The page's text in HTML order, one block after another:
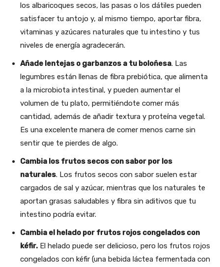
los albaricoques secos, las pasas o los dátiles pueden
satisfacer tu antojo y, al mismo tiempo, aportar fibra,
vitaminas y azúcares naturales que tu intestino y tus
niveles de energía agradecerán.
Añade lentejas o garbanzos a tu boloñesa. Las
legumbres están llenas de fibra prebiótica, que alimenta
a la microbiota intestinal, y pueden aumentar el
volumen de tu plato, permitiéndote comer más
cantidad, además de añadir textura y proteína vegetal.
Es una excelente manera de comer menos carne sin
sentir que te pierdes de algo.
Cambia los frutos secos con sabor por los
naturales. Los frutos secos con sabor suelen estar
cargados de sal y azúcar, mientras que los naturales te
aportan grasas saludables y fibra sin aditivos que tu
intestino podría evitar.
Cambia el helado por frutos rojos congelados con
kéfir. El helado puede ser delicioso, pero los frutos rojos
congelados con kéfir (una bebida láctea fermentada con